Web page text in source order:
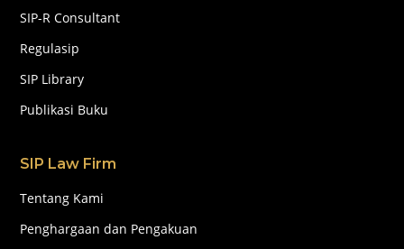
SIP-R Consultant
Regulasip
SIP Library
Publikasi Buku
SIP Law Firm
Tentang Kami
Penghargaan dan Pengakuan